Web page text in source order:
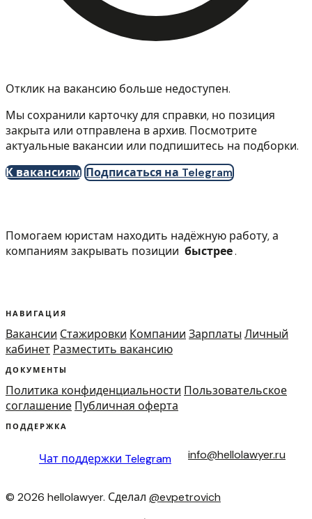
Отклик на вакансию больше недоступен.
Мы сохранили карточку для справки, но позиция
закрыта или отправлена в архив. Посмотрите
актуальные вакансии или подпишитесь на подборки.
К вакансиям Подписаться на Telegram
Помогаем юристам находить надёжную работу, а
компаниям закрывать позиции быстрее.
НАВИГАЦИЯ
Вакансии Стажировки Компании Зарплаты Личный
кабинет Разместить вакансию
ДОКУМЕНТЫ
Политика конфиденциальности Пользовательское
соглашение Публичная оферта
ПОДДЕРЖКА
Чат поддержки Telegram info@hellolawyer.ru
© 2026 hellolawyer. Сделал @evpetrovich